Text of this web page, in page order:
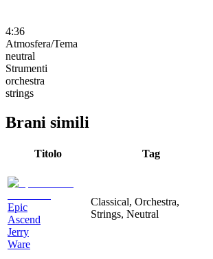
4:36
Atmosfera/Tema
neutral
Strumenti
orchestra
strings
Brani simili
Titolo Tag
Epic
Ascend
Jerry
Ware
Classical, Orchestra,
Strings, Neutral